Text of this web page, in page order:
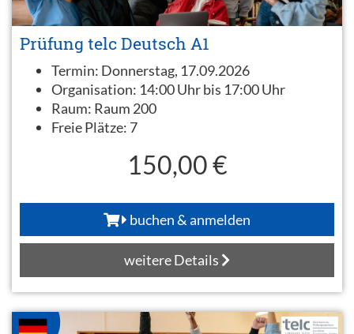
Prüfung telc Deutsch A1
Termin: Donnerstag, 17.09.2026
Organisation: 14:00 Uhr bis 17:00 Uhr
Raum: Raum 200
Freie Plätze: 7
150,00 €
buchen & anmelden
weitere Details